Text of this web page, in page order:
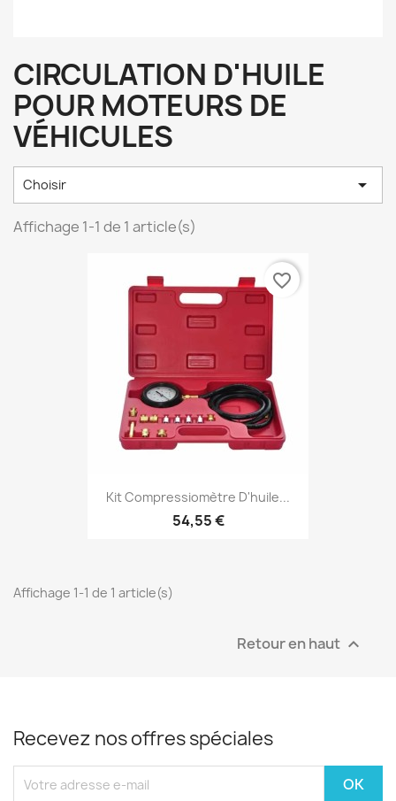
CIRCULATION D'HUILE
POUR MOTEURS DE
VÉHICULES
Choisir 
Affichage 1-1 de 1 article(s)
Kit Compressiomètre D'huile...
54,55 €
favorite_border
Affichage 1-1 de 1 article(s)
Retour en haut 
Recevez nos offres spéciales